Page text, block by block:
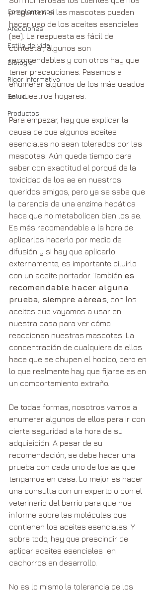
Complementos
Afecciones
Estilo de vida
Biología
Rigor informativo
Salud
Productos
preguntan si las mascotas pueden
hacer uso de los aceites esenciales
(ae). La respuesta es fácil de
contestar, algunos son
recomendables y con otros hay que
tener precauciones. Pasamos a
enumerar algunos de los más usados
en nuestros hogares.
Para empezar, hay que explicar la
causa de que algunos aceites
esenciales no sean tolerados por las
mascotas. Aún queda tiempo para
saber con exactitud el porqué de la
toxicidad de los ae en nuestros
queridos amigos, pero ya se sabe que
la carencia de una enzima hepática
hace que no metabolicen bien los ae.
Es más recomendable a la hora de
aplicarlos hacerlo por medio de
difusión y si hay que aplicarlo
externamente, es importante diluirlo
con un aceite portador. También es
recomendable hacer alguna
prueba, siempre aéreas , con los
aceites que vayamos a usar en
nuestra casa para ver cómo
reaccionan nuestras mascotas. La
concentración de cualquiera de ellos
hace que se chupen el hocico, pero en
lo que realmente hay que fijarse es en
un comportamiento extraño.
De todas formas, nosotros vamos a
enumerar algunos de ellos para ir con
cierta seguridad a la hora de su
adquisición. A pesar de su
recomendación, se debe hacer una
prueba con cada uno de los ae que
tengamos en casa. Lo mejor es hacer
una consulta con un experto o con el
veterinario del barrio para que nos
informe sobre las moléculas que
contienen los aceites esenciales. Y
sobre todo, hay que prescindir de
aplicar aceites esenciales  en
cachorros en desarrollo.
No es lo mismo la tolerancia de los